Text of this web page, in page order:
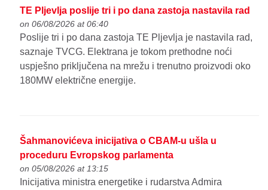
TE Pljevlja poslije tri i po dana zastoja nastavila rad
on 06/08/2026 at 06:40
Poslije tri i po dana zastoja TE Pljevlja je nastavila rad,
saznaje TVCG. Elektrana je tokom prethodne noći
uspješno priključena na mrežu i trenutno proizvodi oko
180MW električne energije.
Šahmanovićeva inicijativa o CBAM-u ušla u
proceduru Evropskog parlamenta
on 05/08/2026 at 13:15
Inicijativa ministra energetike i rudarstva Admira